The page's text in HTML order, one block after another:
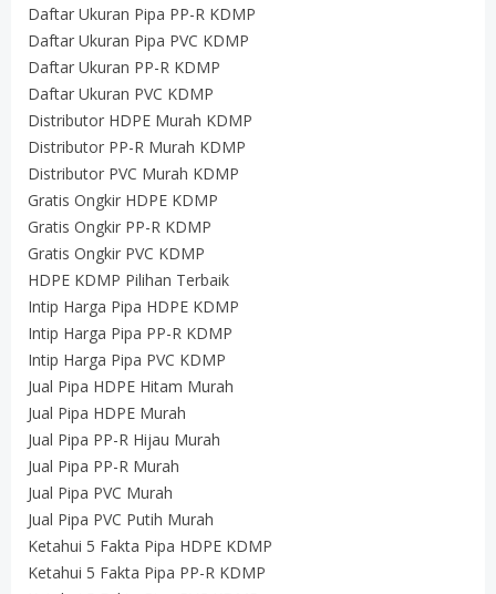
Daftar Ukuran Pipa PP-R KDMP
Daftar Ukuran Pipa PVC KDMP
Daftar Ukuran PP-R KDMP
Daftar Ukuran PVC KDMP
Distributor HDPE Murah KDMP
Distributor PP-R Murah KDMP
Distributor PVC Murah KDMP
Gratis Ongkir HDPE KDMP
Gratis Ongkir PP-R KDMP
Gratis Ongkir PVC KDMP
HDPE KDMP Pilihan Terbaik
Intip Harga Pipa HDPE KDMP
Intip Harga Pipa PP-R KDMP
Intip Harga Pipa PVC KDMP
Jual Pipa HDPE Hitam Murah
Jual Pipa HDPE Murah
Jual Pipa PP-R Hijau Murah
Jual Pipa PP-R Murah
Jual Pipa PVC Murah
Jual Pipa PVC Putih Murah
Ketahui 5 Fakta Pipa HDPE KDMP
Ketahui 5 Fakta Pipa PP-R KDMP